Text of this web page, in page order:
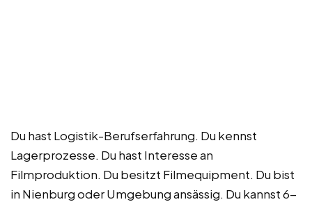
Du hast Logistik-Berufserfahrung. Du kennst
Lagerprozesse. Du hast Interesse an
Filmproduktion. Du besitzt Filmequipment. Du bist
in Nienburg oder Umgebung ansässig. Du kannst 6-